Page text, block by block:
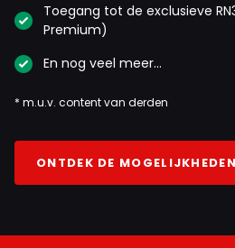
Toegang tot de exclusieve
Premium)
En nog veel meer…
* m.u.v. content van derden
ONTDEK DE MOGELIJKHEDEN